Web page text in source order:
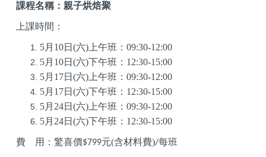
課程名稱：親子烘焙聚
上課時間：
5月 10日 (六) 上午班： 09:30-12:00
5月 10日 (六)下午班： 12:30-15:00
5月 17日 (六) 上午班： 09:30-12:00
5月 17日 (六)下午班： 12:30-15:00
5月 24日 (六) 上午班： 09:30-12:00
5月 24日 (六)下午班： 12:30-15:00
費 用：驚喜價$799元(含材料費)/每班